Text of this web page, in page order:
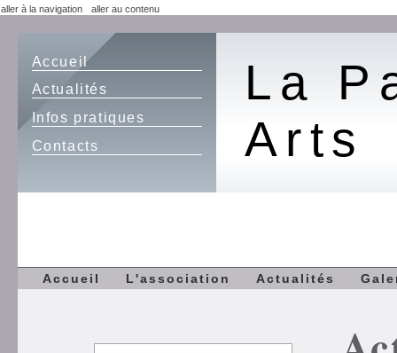
aller à la navigation aller au contenu
Accueil
Actualités
Infos pratiques
Contacts
La
Arts
Accueil L'association Actualités